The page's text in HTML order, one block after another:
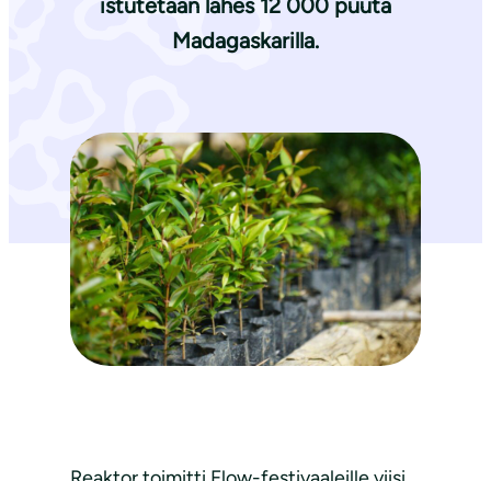
istutetaan lähes 12 000 puuta
Madagaskarilla.